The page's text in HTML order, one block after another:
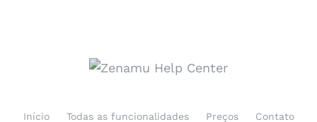
Início Todas as funcionalidades Preços Contato